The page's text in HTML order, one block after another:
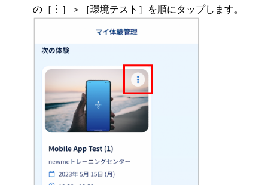
の［︙］＞［環境テスト］を順にタップします。